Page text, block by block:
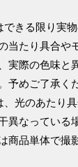
社規定のS～
をお選びいた
（お客様の希
の店舗でスタ
きる限り実
当たり具合や
実際の色味と
予めご了承く
光のあたり
異なっている
商品単体で撮